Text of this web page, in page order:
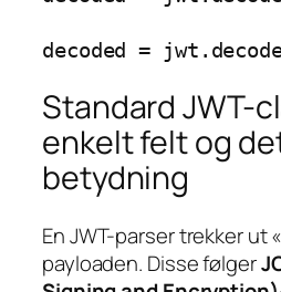
Standard JWT-
enkelt felt og
betydning
En JWT-parser trekker ut
payloaden. Disse følger